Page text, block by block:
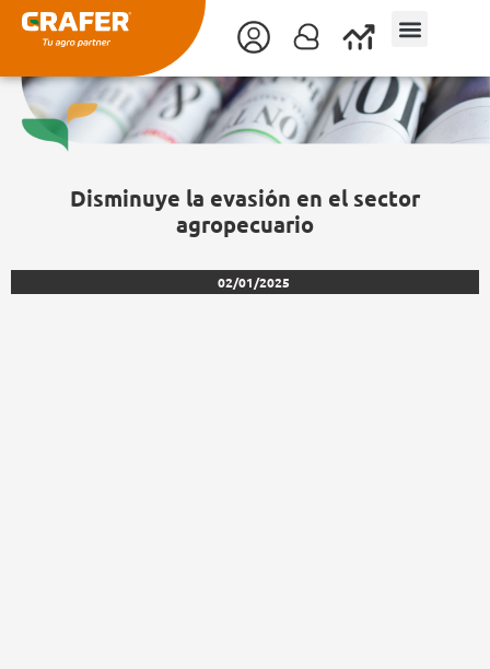
contenido
Disminuye la evasión en el sector
agropecuario
02/01/2025